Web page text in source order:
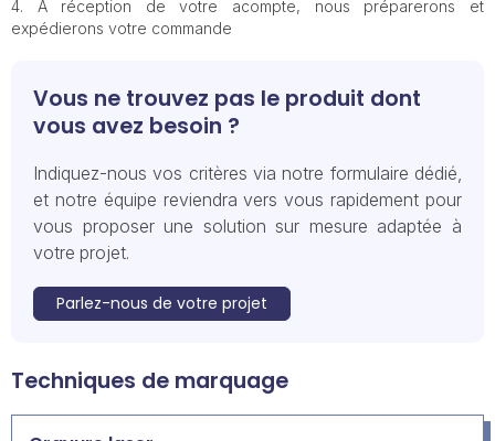
À réception de votre acompte, nous préparerons et
expédierons votre commande
Vous ne trouvez pas le produit dont
vous avez besoin ?
Indiquez-nous vos critères via notre formulaire dédié,
et notre équipe reviendra vers vous rapidement pour
vous proposer une solution sur mesure adaptée à
votre projet.
Parlez-nous de votre projet
Techniques de marquage